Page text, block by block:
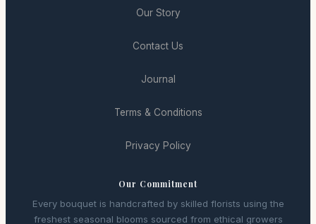
Our Story
Contact Us
Journal
Terms & Conditions
Privacy Policy
Our Commitment
Every bouquet is handcrafted by skilled florists using the
freshest seasonal blooms sourced from ethical growers